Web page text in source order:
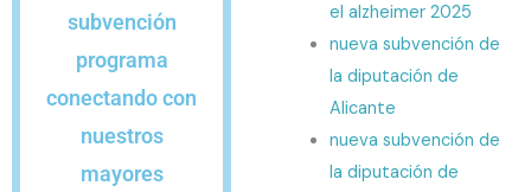
subvención
programa
conectando con
nuestros
mayores
el alzheimer 2025
nueva subvención de
la diputación de
Alicante
nueva subvención de
la diputación de